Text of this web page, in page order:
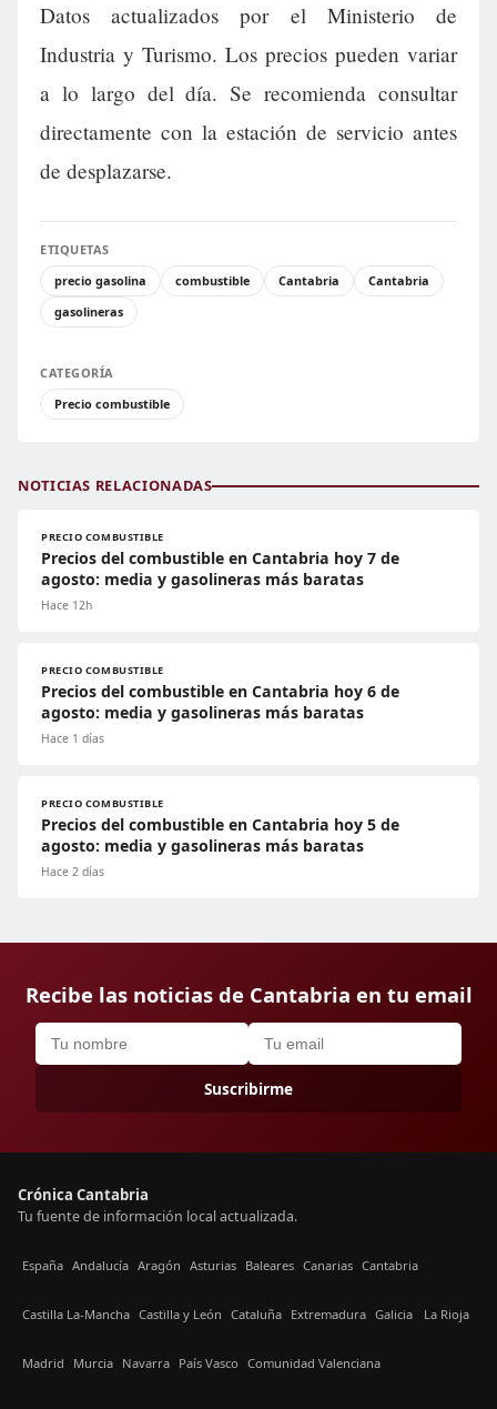
Datos actualizados por el Ministerio de
Industria y Turismo. Los precios pueden variar
a lo largo del día. Se recomienda consultar
directamente con la estación de servicio antes
de desplazarse.
ETIQUETAS
precio gasolina
combustible Cantabria
Cantabria
gasolineras
CATEGORÍA
Precio combustible
NOTICIAS RELACIONADAS
PRECIO COMBUSTIBLE
Precios del combustible en Cantabria hoy 7 de
agosto: media y gasolineras más baratas
Hace 12h
PRECIO COMBUSTIBLE
Precios del combustible en Cantabria hoy 6 de
agosto: media y gasolineras más baratas
Hace 1 días
PRECIO COMBUSTIBLE
Precios del combustible en Cantabria hoy 5 de
agosto: media y gasolineras más baratas
Hace 2 días
Recibe las noticias de Cantabria en tu email
Suscribirme
Crónica Cantabria
Tu fuente de información local actualizada.
España Andalucía Aragón Asturias Baleares Canarias Cantabria
Castilla La-Mancha Castilla y León Cataluña Extremadura Galicia La Rioja
Madrid Murcia Navarra País Vasco Comunidad Valenciana